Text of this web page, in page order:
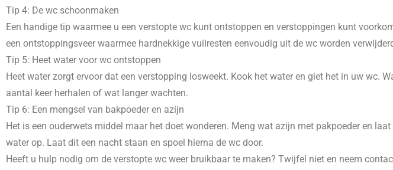
Tip 4: De wc schoonmaken
Een handige tip waarmee u een verstopte wc kunt ontstoppen en verstoppingen kunt
een ontstoppingsveer waarmee hardnekkige vuilresten eenvoudig uit de wc worden
Tip 5: Heet water voor wc ontstoppen
Heet water zorgt ervoor dat een verstopping losweekt. Kook het water en giet het in uw wc.
aantal keer herhalen of wat langer wachten.
Tip 6: Een mengsel van bakpoeder en azijn
Het is een ouderwets middel maar het doet wonderen. Meng wat azijn met pakpoeder en
water op. Laat dit een nacht staan en spoel hierna de wc door.
Heeft u hulp nodig om de verstopte wc weer bruikbaar te maken? Twijfel niet en neem